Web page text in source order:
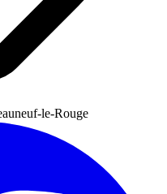
le-Rouge